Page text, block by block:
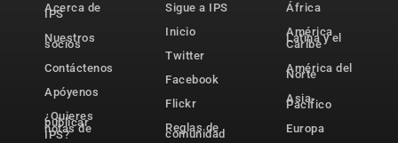
Acerca de
IPS
Nuestros
socios
Contáctenos
Apóyenos
¿Quieres
publicar
notas de
IPS?
Sigue a IPS
Inicio
Twitter
Facebook
Flickr
Reglas de
comunidad
África
América
Latina y el
Caribe
América del
Norte
Asia-
Pacífico
Europa